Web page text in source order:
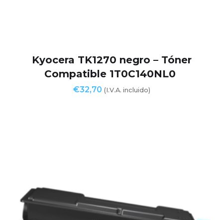
Kyocera TK1270 negro – Tóner
Compatible 1T0C140NL0
€32,70 (I.V.A. incluido)